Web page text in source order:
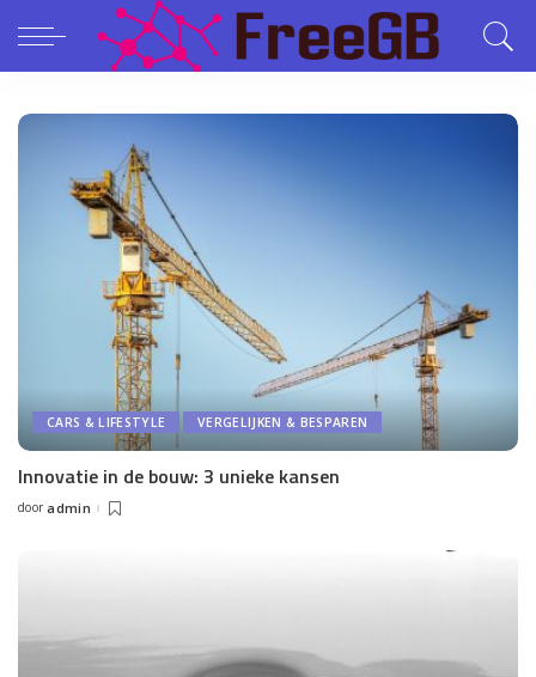
CARS & LIFESTYLE VERGELIJKEN & BESPAREN
Innovatie in de bouw: 3 unieke kansen
Posted
door admin